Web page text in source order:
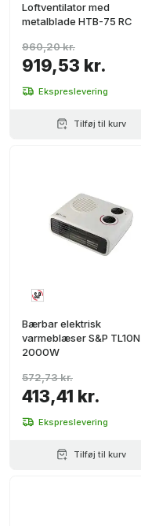
Loftventilator med
metalblade HTB-75 RC
919,53 kr.
960,20 kr.
Ekspreslevering
Tilføj til kurv
Bærbar elektrisk
varmeblæser S&P TL10N
2000W
413,41 kr.
572,73 kr.
Ekspreslevering
Tilføj til kurv